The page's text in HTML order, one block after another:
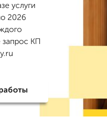
услуги
2026
запрос КП